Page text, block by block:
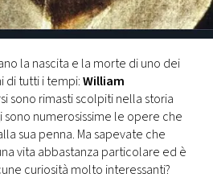
la nascita e la morte di uno dei
di tutti i tempi:William
sono rimasti scolpiti nella storia
numerosissime le opere che
sua penna. Ma sapevate che
vita abbastanza particolare ed è
curiosità molto interessanti?